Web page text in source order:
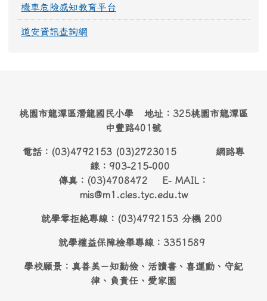
機車危險感知教育平台
道安資訊查詢網
桃園市龍潭區潛龍國民小學 地址：325桃園市龍潭區
中豐路401號
電話：(03)4792153 (03)2723015 網路專
線：903-215-000
傳真：(03)4708472 E- MAIL：
mis@m1.cles.tyc.edu.tw
就學零拒絶專線：(03)4792153 分機 200
就學權益保障檢舉專線：3351589
學校願景：真善美－知勤儉、活讀書、喜運動、守紀
律、負責任、愛家園